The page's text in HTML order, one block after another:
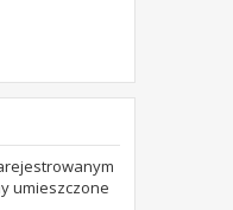
umieszczone